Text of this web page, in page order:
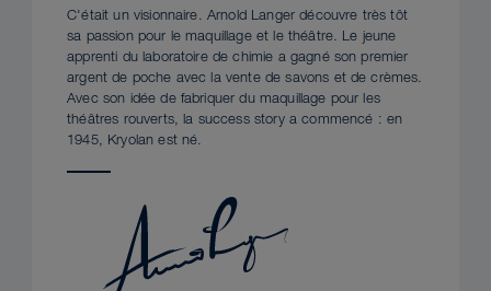
C'était un visionnaire. Arnold Langer découvre très tôt
sa passion pour le maquillage et le théâtre. Le jeune
apprenti du laboratoire de chimie a gagné son premier
argent de poche avec la vente de savons et de crèmes.
Avec son idée de fabriquer du maquillage pour les
théâtres rouverts, la success story a commencé : en
1945, Kryolan est né.